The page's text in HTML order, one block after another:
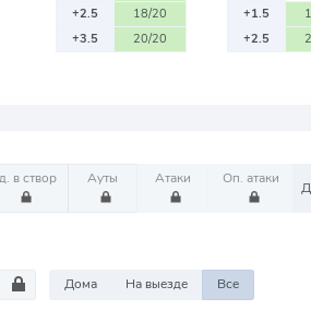
+2.5
18/20
+3.5
20/20
+1.5
+2.5
в створ Ауты Атаки Оп. атаки
Дома На выезде Все